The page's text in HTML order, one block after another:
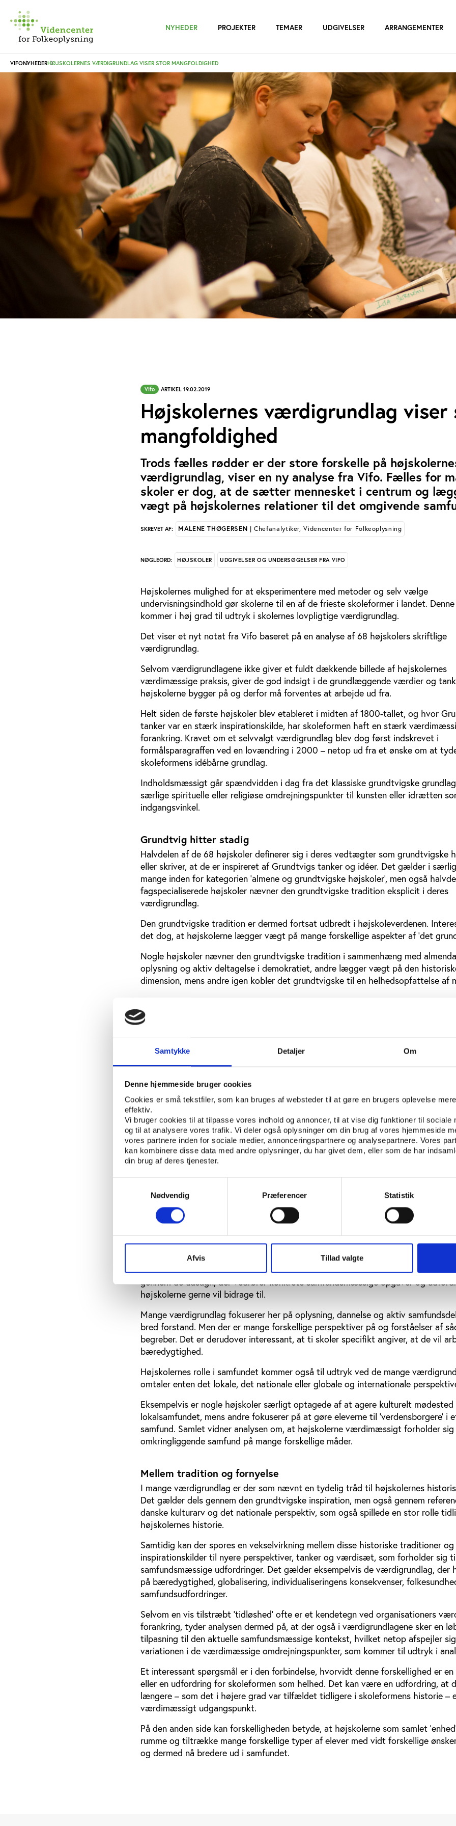
Samtykke Detaljer Om
Denne hjemmeside bruger cookies
Cookies er små tekstfiler, som kan bruges af websteder til at gøre en brugers oplevelse mere
effektiv.
Vi bruger cookies til at tilpasse vores indhold og annoncer, til at vise dig funktioner til sociale
og til at analysere vores trafik. Vi deler også oplysninger om din brug af vores hjemmeside
vores partnere inden for sociale medier, annonceringspartnere og analysepartnere. Vores
kan kombinere disse data med andre oplysninger, du har givet dem, eller som de har
din brug af deres tjenester.
Nødvendig
Præferencer Statistik
Afvis Tillad valgte
NYHEDER PROJEKTER TEMAER UDGIVELSER ARRANGEMENTER
VIFONYHEDERHØJSKOLERNES VÆRDIGRUNDLAG VISER STOR MANGFOLDIGHED
Vifo ARTIKEL 19.02.2019
Højskolernes værdigrundlag viser
mangfoldighed
Trods fælles rødder er der store forskelle på
værdigrundlag, viser en ny analyse fra Vifo. Fælles for
skoler er dog, at de sætter mennesket i centrum og
vægt på højskolernes relationer til det omgivende
SKREVET AF: MALENE THØGERSEN | Chefanalytiker, Videncenter for Folkeoplysning
NØGLEORD: HØJSKOLER UDGIVELSER OG UNDERSØGELSER FRA VIFO
Højskolernes mulighed for at eksperimentere med metoder og selv vælge
undervisningsindhold gør skolerne til en af de frieste skoleformer i landet.
kommer i høj grad til udtryk i skolernes lovpligtige værdigrundlag.
Det viser et nyt notat fra Vifo baseret på en analyse af 68 højskolers skriftlige
værdigrundlag.
Selvom værdigrundlagene ikke giver et fuldt dækkende billede af højskolernes
værdimæssige praksis, giver de god indsigt i de grundlæggende værdier og
højskolerne bygger på og derfor må forventes at arbejde ud fra.
Helt siden de første højskoler blev etableret i midten af 1800-tallet, og hvor
tanker var en stærk inspirationskilde, har skoleformen haft en stærk
forankring. Kravet om et selvvalgt værdigrundlag blev dog først indskrevet i
formålsparagraffen ved en lovændring i 2000 – netop ud fra et ønske om at
skoleformens idébårne grundlag.
Indholdsmæssigt går spændvidden i dag fra det klassiske grundtvigske
særlige spirituelle eller religiøse omdrejningspunkter til kunsten eller idrætten
indgangsvinkel.
Grundtvig hitter stadig
Halvdelen af de 68 højskoler definerer sig i deres vedtægter som grundtvigske
eller skriver, at de er inspireret af Grundtvigs tanker og idéer. Det gælder i
mange inden for kategorien ’almene og grundtvigske højskoler’, men også
fagspecialiserede højskoler nævner den grundtvigske tradition eksplicit i deres
værdigrundlag.
Den grundtvigske tradition er dermed fortsat udbredt i højskoleverdenen.
det dog, at højskolerne lægger vægt på mange forskellige aspekter af ’det
Nogle højskoler nævner den grundtvigske tradition i sammenhæng med
oplysning og aktiv deltagelse i demokratiet, andre lægger vægt på den
dimension, mens andre igen kobler det grundtvigske til en helhedsopfattelse af
Med mennesket i centrum
På trods af forskellighederne finder analysen nogle fællestræk, som går på tværs
højskoler. Det mest iøjnefaldende er, at mennesket i høj grad sættes i centrum i
højskolernes værdigrundlag.
mange højskoler på forskellig vis fokus på mennesket.
Det gælder både i deres overordnede idémæssige grundlag og i deres
højskolelivet og metoder i undervisningen, hvor mange højskoler understreger
af at arbejde med det hele menneske og kombinationen af hoved, krop og ånd.
overordnet plan nævner over halvdelen af højskolerne eksplicit ’den enkelte’ i
værdigrundlag.
typisk ikke kun et snævert individuelt fokus, men er også opmærksomme på den
bidrag til fællesskabet.
Højskolerne i samfundet
Værdigrundlagene forholder sig ikke kun til det interne liv på højskolen, men
vægt på højskolernes relationer til det omgivende samfund. Det gælder ikke
gennem de udsagn, der vedrører konkrete samfundsmæssige opgaver og
højskolerne gerne vil bidrage til.
Mange værdigrundlag fokuserer her på oplysning, dannelse og aktiv
bred forstand. Men der er mange forskellige perspektiver på og forståelser af
begreber. Det er derudover interessant, at ti skoler specifikt angiver, at de vil
bæredygtighed.
Højskolernes rolle i samfundet kommer også til udtryk ved de mange
omtaler enten det lokale, det nationale eller globale og internationale
Eksempelvis er nogle højskoler særligt optagede af at agere kulturelt mødested
lokalsamfundet, mens andre fokuserer på at gøre eleverne til ’verdensborgere’ i
samfund. Samlet vidner analysen om, at højskolerne værdimæssigt forholder
omkringliggende samfund på mange forskellige måder.
Mellem tradition og fornyelse
I mange værdigrundlag er der som nævnt en tydelig tråd til højskolernes
Det gælder dels gennem den grundtvigske inspiration, men også gennem
danske kulturarv og det nationale perspektiv, som også spillede en stor rolle
højskolernes historie.
Samtidig kan der spores en vekselvirkning mellem disse historiske traditioner og
inspirationskilder til nyere perspektiver, tanker og værdisæt, som forholder sig
samfundsmæssige udfordringer. Det gælder eksempelvis de værdigrundlag, der
på bæredygtighed, globalisering, individualiseringens konsekvenser,
samfundsudfordringer.
Selvom en vis tilstræbt ’tidløshed’ ofte er et kendetegn ved organisationers
forankring, tyder analysen dermed på, at der også i værdigrundlagene sker en
tilpasning til den aktuelle samfundsmæssige kontekst, hvilket netop afspejler
variationen i de værdimæssige omdrejningspunkter, som kommer til udtryk i
Et interessant spørgsmål er i den forbindelse, hvorvidt denne forskellighed er
eller en udfordring for skoleformen som helhed. Det kan være en udfordring, at
længere – som det i højere grad var tilfældet tidligere i skoleformens historie –
værdimæssigt udgangspunkt.
På den anden side kan forskelligheden betyde, at højskolerne som samlet
rumme og tiltrække mange forskellige typer af elever med vidt forskellige
og dermed nå bredere ud i samfundet.